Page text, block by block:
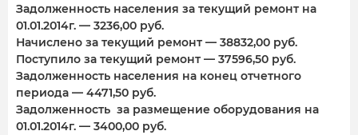
Задолженность населения за текущий ремонт на
01.01.2014г. — 3236,00 руб.
Начислено за текущий ремонт — 38832,00 руб.
Поступило за текущий ремонт — 37596,50 руб.
Задолженность населения на конец отчетного
периода — 4471,50 руб.
Задолженность за размещение оборудования на
01.01.2014г. — 3400,00 руб.